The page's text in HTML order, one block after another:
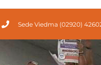
Sede Viedma (02920)